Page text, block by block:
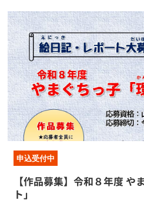
申込受付中
【作品募集】令和８年度 や
ト」